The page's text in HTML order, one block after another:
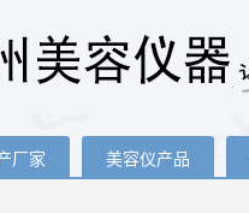
厂家 美容仪产品